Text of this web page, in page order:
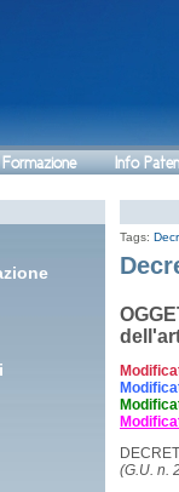
Formazione Info
Tags:
(G.U. n.